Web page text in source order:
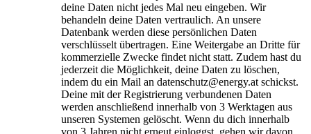
deine Daten nicht jedes Mal neu eingeben. Wir
behandeln deine Daten vertraulich. An unsere
Datenbank werden diese persönlichen Daten
verschlüsselt übertragen. Eine Weitergabe an Dritte für
kommerzielle Zwecke findet nicht statt. Zudem hast du
jederzeit die Möglichkeit, deine Daten zu löschen,
indem du ein Mail an datenschutz@energy.at schickst.
Deine mit der Registrierung verbundenen Daten
werden anschließend innerhalb von 3 Werktagen aus
unseren Systemen gelöscht. Wenn du dich innerhalb